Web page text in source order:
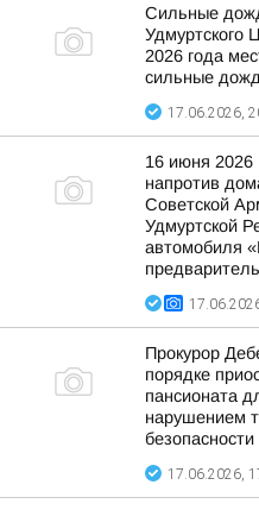
Сильные
Удмуртского
2026 года
сильные
17.06.2026,
16 июня 2026
напротив
Советской
Удмуртской
автомобиля
Прокурор
порядке
пансионата
нарушением
безопасности
17.06.2026,